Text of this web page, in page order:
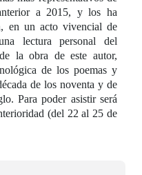
a 2015, y los ha
en un acto vivencial de
lectura personal del
la obra de este autor,
de los poemas y
de los noventa y de
Para poder asistir será
(del 22 al 25 de